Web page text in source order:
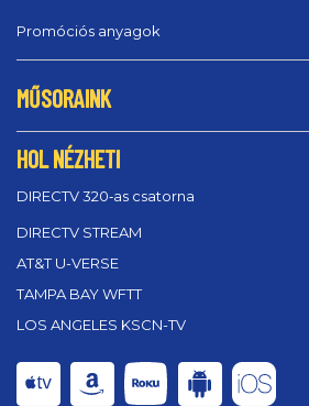
Promóciós anyagok
MŰSORAINK
HOL NÉZHETI
DIRECTV 320‑as csatorna
DIRECTV STREAM
AT&T U-VERSE
TAMPA BAY WFTT
LOS ANGELES KSCN-TV